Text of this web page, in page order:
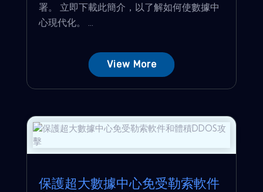
署。 立即下載此簡介，以了解如何使數據中
心現代化。 ...
View More
保護超大數據中心免受勒索軟件